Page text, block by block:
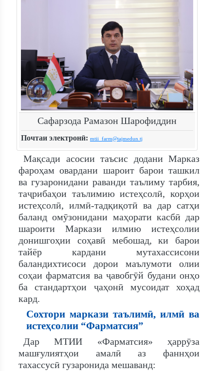
Сафарзода Рамазон Шарофиддин
Почтаи электронӣ: mtii_farm@tajmedun.tj
Мақсади асосии таъсис додани Марказ
фароҳам овардани шароит барои ташкил
ва гузаронидани раванди таълиму тарбия,
таҷрибаҳои таълимию истеҳсолӣ, корҳои
истеҳсолӣ, илмӣ-тадқиқотӣ ва дар сатҳи
баланд омӯзонидани маҳорати касбӣ дар
шароити Маркази илмию истеҳсолии
донишгоҳии соҳавӣ мебошад, ки барои
тайёр кардани мутахассисони
баландихтисоси дорои маълумоти олии
соҳаи фарматсия ва ҷавобгӯй будани онҳо
ба стандартҳои ҷаҳонӣ мусоидат хоҳад
кард.
Сохтори маркази таълимӣ, илмӣ ва
истеҳсолии “Фарматсия”
Дар МТИИ «Фарматсия» ҳаррӯза
машғулиятҳои амалӣ аз фаннҳои
тахассусӣ гузаронида мешаванд: